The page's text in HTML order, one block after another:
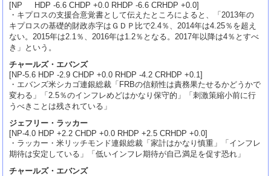
[NP HDP -6.6 CHDP +0.0 RHDP -6.6 CRHDP +0.0]
・キプロスの支援合意覚書として伝えたところによると、「2013年の
キプロスの基礎的財政赤字はＧＤＰ比で2.4％、2014年は4.25％を超え
ない。2015年は2.1％、2016年は1.2％となる。2017年以降は4％とすべ
き」という。
チャールズ・エバンズ
[NP-5.6 HDP -2.9 CHDP +0.0 RHDP -4.2 CRHDP +0.1]
・エバンズ米シカゴ連銀総裁「FRBの信頼性は責務果たせるかどうかで
変わる」「2.5％のインフレめどはかなり保守的」「刺激策縮小前に行
うべきことは残されている」
ジェフリー・ラッカー
[NP-4.0 HDP +2.2 CHDP +0.0 RHDP +2.5 CRHDP +0.0]
・ラッカー・米リッチモンド連銀総裁「家計はかなり慎重」「インフレ
期待は安定している」「低いインフレ期待が自己満足を促す恐れ」
チャールズ・エバンズ